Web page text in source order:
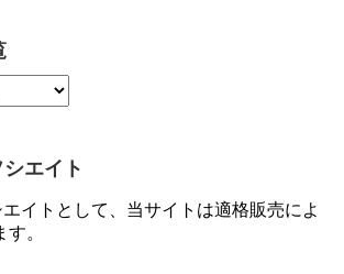
まで】エアウォレット(COIN+)で最大98,300
ーフィナンシャルグループの株主限定！2万円
える口座開設キャンペーン。7/31まで
エイト
イトとして、当サイトは適格販売によ
。